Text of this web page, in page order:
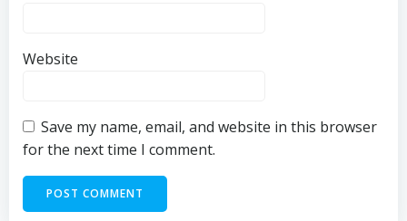
Website
Save my name, email, and website in this browser
for the next time I comment.